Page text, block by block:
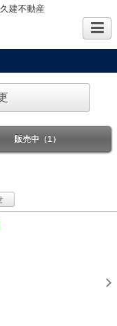
建不動産
販売中（1）